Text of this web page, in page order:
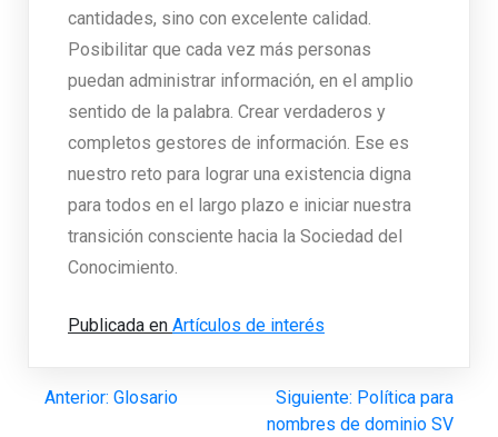
cantidades, sino con excelente calidad.
Posibilitar que cada vez más personas
puedan administrar información, en el amplio
sentido de la palabra. Crear verdaderos y
completos gestores de información. Ese es
nuestro reto para lograr una existencia digna
para todos en el largo plazo e iniciar nuestra
transición consciente hacia la Sociedad del
Conocimiento.
Publicada en Artículos de interés
Anterior: Glosario Siguiente: Política para
nombres de dominio SV